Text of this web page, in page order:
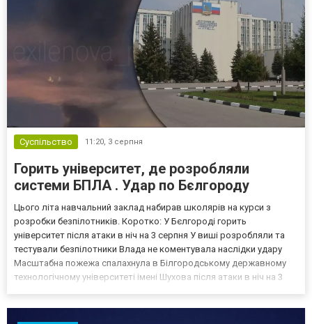
Суспільство 11:20, 3 серпня
Горить університет, де розробляли
системи БПЛА . Удар по Бєлгороду
Цього літа навчальний заклад набирав школярів на курси з
розробки безпілотників. Коротко: У Бєлгороді горить
університет після атаки в ніч на 3 серпня У виші розробляли та
тестували безпілотники Влада не коментувала наслідки удару
Масштабна пожежа спалахнула в Білгородському державному
технологічному університеті імені Шухова після атаки в ніч на 3